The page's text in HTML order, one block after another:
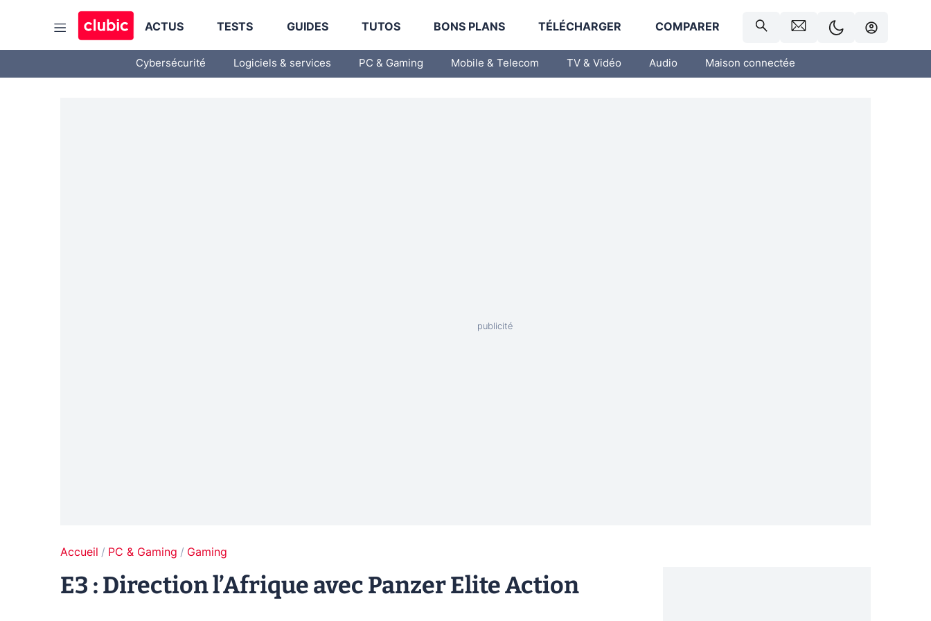
ACTUS TESTS GUIDES TUTOS BONS PLANS TÉLÉCHARGER COMPARER
Cybersécurité Logiciels & services PC & Gaming Mobile & Telecom TV & Vidéo Audio Maison connectée
Accueil PC & Gaming Gaming
E3 : Direction l’Afrique avec Panzer Elite Action